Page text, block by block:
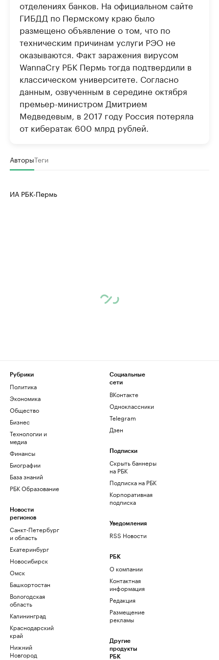
отделениях банков. На официальном сайте
ГИБДД по Пермскому краю было
размещено объявление о том, что по
техническим причинам услуги РЭО не
оказываются. Факт заражения вирусом
WannaCry РБК Пермь тогда подтвердили в
классическом университете. Согласно
данным, озвученным в середине октября
премьер-министром Дмитрием
Медведевым, в 2017 году Россия потеряла
от кибератак 600 млрд рублей.
АвторыТеги
ИА РБК-Пермь
Рубрики
Политика
Экономика
Общество
Бизнес
Технологии и
медиа
Финансы
Биографии
База знаний
РБК Образование
Новости
регионов
Санкт-Петербург
и область
Екатеринбург
Новосибирск
Омск
Башкортостан
Вологодская
область
Калининград
Краснодарский
край
Нижний
Новгород
Социальные
сети
ВКонтакте
Одноклассники
Telegram
Дзен
Подписки
Скрыть баннеры
на РБК
Подписка на РБК
Корпоративная
подписка
Уведомления
RSS Новости
РБК
О компании
Контактная
информация
Редакция
Размещение
рекламы
Другие
продукты
РБК